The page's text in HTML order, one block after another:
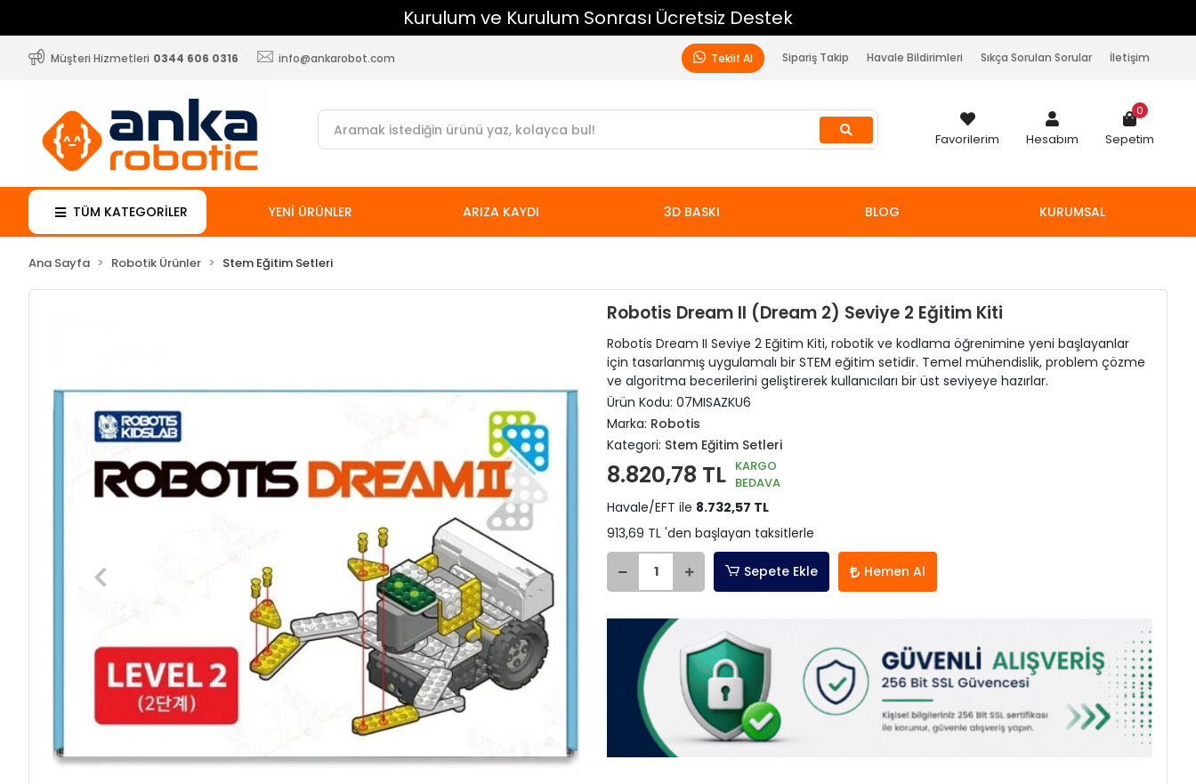
Müşteri Hizmetleri 0344 606 0316 info@ankarobot.com Teklif Al Sipariş Takip Havale Bildirimleri Sıkça Sorulan Sorular İletişim
Favorilerim Hesabım Sepetim
0
TÜM KATEGORİLER YENİ ÜRÜNLER ARIZA KAYDI 3D BASKI BLOG KURUMSAL
Ana Sayfa Robotik Ürünler Stem Eğitim Setleri
Robotis Dream II (Dream 2) Seviye 2 Eğitim Kiti
Robotis Dream II Seviye 2 Eğitim Kiti, robotik ve kodlama öğrenimine yeni başlayanlar
için tasarlanmış uygulamalı bir STEM eğitim setidir. Temel mühendislik, problem çözme
ve algoritma becerilerini geliştirerek kullanıcıları bir üst seviyeye hazırlar.
Ürün Kodu: 07MISAZKU6
Marka: Robotis
Kategori: Stem Eğitim Setleri
8.820,78 TL KARGO
BEDAVA
Havale/EFT ile 8.732,57 TL
913,69 TL 'den başlayan taksitlerle
Sepete Ekle Hemen Al